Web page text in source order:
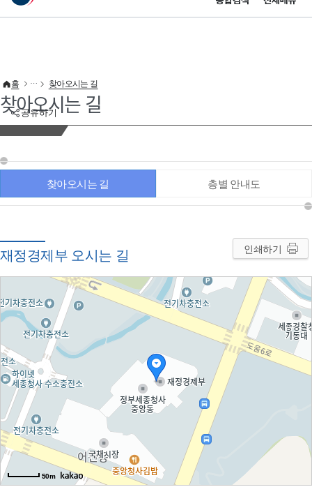
이 누리집은 대한민국 공식 전자정부 누리집입니다.
공유하기
홈 찾아오시는 길
찾아오시는 길
찾아오시는 길 층별 안내도
재정경제부 오시는 길 인쇄하기
50m